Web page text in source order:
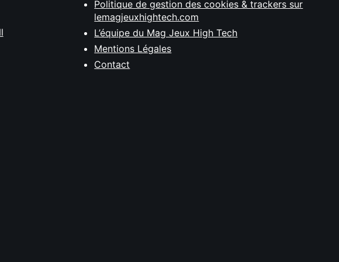
Politique de gestion des cookies & trackers sur
lemagjeuxhightech.com
L’équipe du Mag Jeux High Tech
Mentions Légales
Contact